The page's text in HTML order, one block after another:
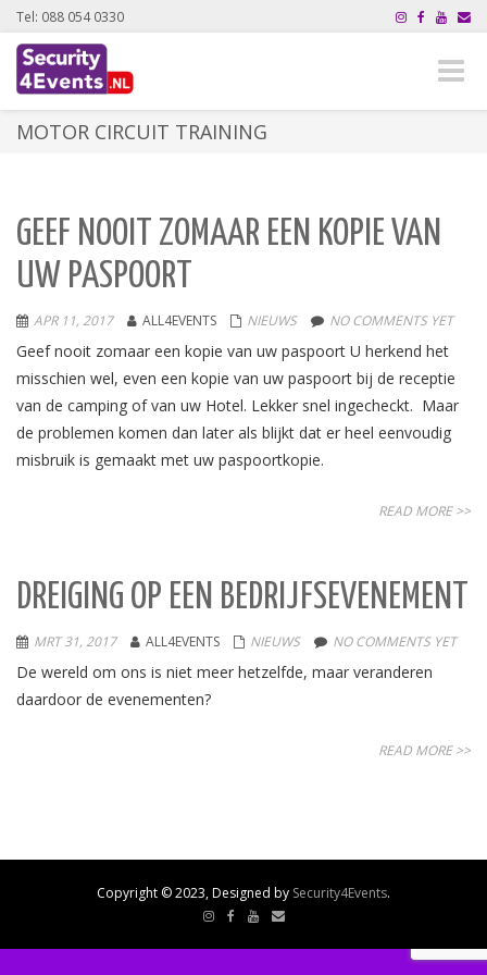
Tel: 088 054 0330
Toggle
MOTOR CIRCUIT TRAINING
GEEF NOOIT ZOMAAR EEN KOPIE VAN
UW PASPOORT
APR 11, 2017 ALL4EVENTS NIEUWS NO COMMENTS YET
Geef nooit zomaar een kopie van uw paspoort U herkend het
misschien wel, even een kopie van uw paspoort bij de receptie
van de camping of van uw Hotel. Lekker snel ingecheckt. Maar
de problemen komen dan later als blijkt dat er heel eenvoudig
misbruik is gemaakt met uw paspoortkopie.
READ MORE >>
DREIGING OP EEN BEDRIJFSEVENEMENT
MRT 31, 2017 ALL4EVENTS NIEUWS NO COMMENTS YET
De wereld om ons is niet meer hetzelfde, maar veranderen
daardoor de evenementen?
READ MORE >>
Copyright © 2023, Designed by Security4Events.